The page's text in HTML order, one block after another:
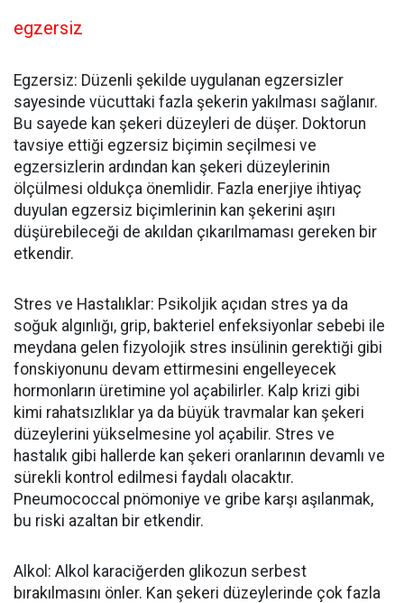
egzersiz
Egzersiz: Düzenli şekilde uygulanan egzersizler
sayesinde vücuttaki fazla şekerin yakılması sağlanır.
Bu sayede kan şekeri düzeyleri de düşer. Doktorun
tavsiye ettiği egzersiz biçimin seçilmesi ve
egzersizlerin ardından kan şekeri düzeylerinin
ölçülmesi oldukça önemlidir. Fazla enerjiye ihtiyaç
duyulan egzersiz biçimlerinin kan şekerini aşırı
düşürebileceği de akıldan çıkarılmaması gereken bir
etkendir.
Stres ve Hastalıklar: Psikoljik açıdan stres ya da
soğuk algınlığı, grip, bakteriel enfeksiyonlar sebebi ile
meydana gelen fizyolojik stres insülinin gerektiği gibi
fonskiyonunu devam ettirmesini engelleyecek
hormonların üretimine yol açabilirler. Kalp krizi gibi
kimi rahatsızlıklar ya da büyük travmalar kan şekeri
düzeylerini yükselmesine yol açabilir. Stres ve
hastalık gibi hallerde kan şekeri oranlarının devamlı ve
sürekli kontrol edilmesi faydalı olacaktır.
Pneumococcal pnömoniye ve gribe karşı aşılanmak,
bu riski azaltan bir etkendir.
Alkol: Alkol karaciğerden glikozun serbest
bırakılmasını önler. Kan şekeri düzeylerinde çok fazla